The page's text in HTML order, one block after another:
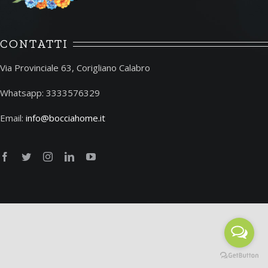
CONTATTI
Via Provinciale 63, Corigliano Calabro
Whatsapp: 3333576329
Email: info@bocciahome.it